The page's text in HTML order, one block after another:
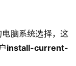
脑系统选择，这
install-current-